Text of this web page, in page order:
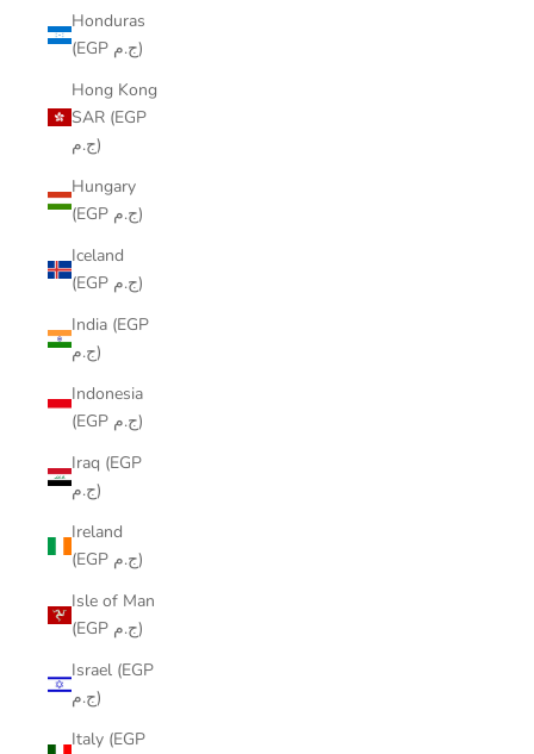
Honduras
(EGP ج.م)
Hong Kong
SAR (EGP
ج.م)
Hungary
(EGP ج.م)
Iceland
(EGP ج.م)
India (EGP
ج.م)
Indonesia
(EGP ج.م)
Iraq (EGP
ج.م)
Ireland
(EGP ج.م)
Isle of Man
(EGP ج.م)
Israel (EGP
ج.م)
Italy (EGP